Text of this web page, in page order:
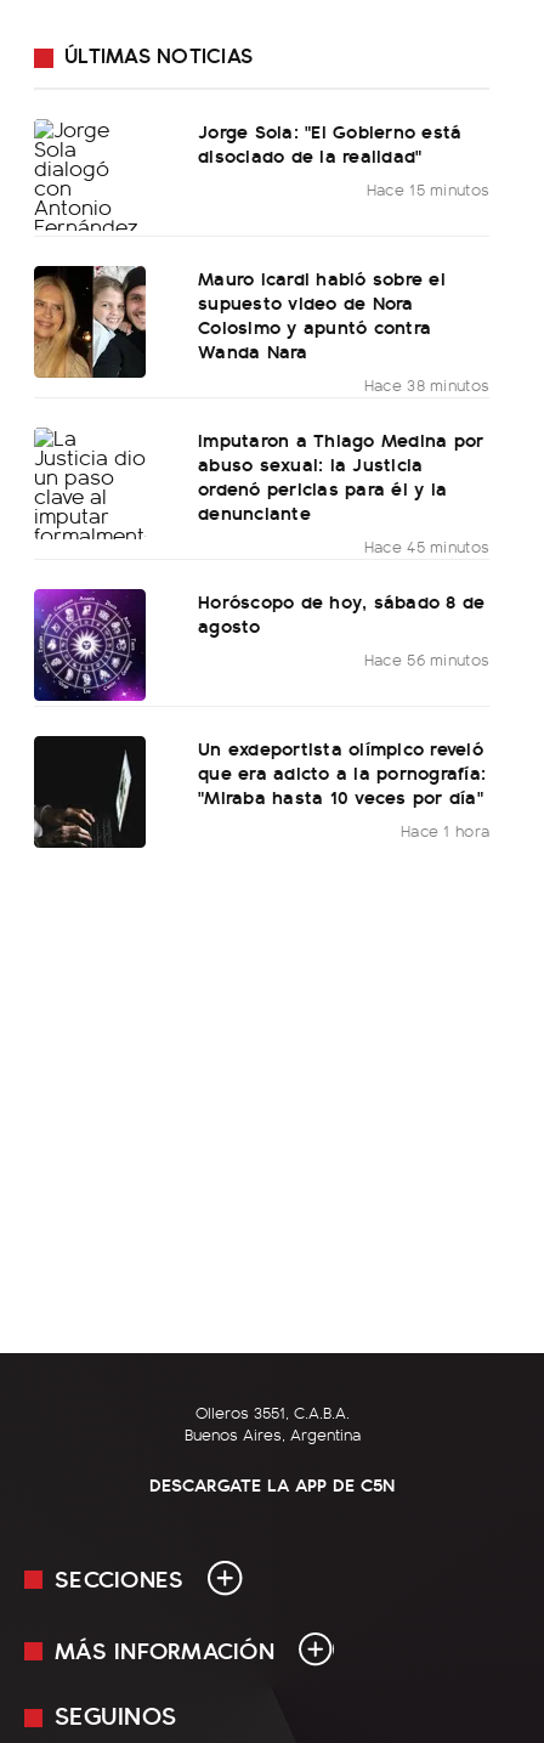
ÚLTIMAS NOTICIAS
Jorge Sola: "El Gobierno está
disociado de la realidad"
Hace 15 minutos
Mauro Icardi habló sobre el
supuesto video de Nora
Colosimo y apuntó contra
Wanda Nara
Hace 38 minutos
Imputaron a Thiago Medina por
abuso sexual: la Justicia
ordenó pericias para él y la
denunciante
Hace 45 minutos
Horóscopo de hoy, sábado 8 de
agosto
Hace 56 minutos
Un exdeportista olímpico reveló
que era adicto a la pornografía:
"Miraba hasta 10 veces por día"
Hace 1 hora
Olleros 3551, C.A.B.A.
Buenos Aires, Argentina
DESCARGATE LA APP DE C5N
SECCIONES
En Vivo
MÁS INFORMACIÓN
Mediakit
SEGUINOS